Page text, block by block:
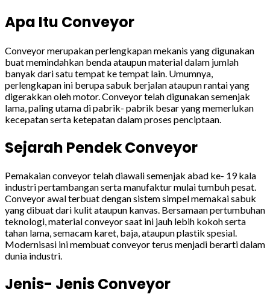
Apa Itu Conveyor
Conveyor merupakan perlengkapan mekanis yang digunakan
buat memindahkan benda ataupun material dalam jumlah
banyak dari satu tempat ke tempat lain. Umumnya,
perlengkapan ini berupa sabuk berjalan ataupun rantai yang
digerakkan oleh motor. Conveyor telah digunakan semenjak
lama, paling utama di pabrik- pabrik besar yang memerlukan
kecepatan serta ketepatan dalam proses penciptaan.
Sejarah Pendek Conveyor
Pemakaian conveyor telah diawali semenjak abad ke- 19 kala
industri pertambangan serta manufaktur mulai tumbuh pesat.
Conveyor awal terbuat dengan sistem simpel memakai sabuk
yang dibuat dari kulit ataupun kanvas. Bersamaan pertumbuhan
teknologi, material conveyor saat ini jauh lebih kokoh serta
tahan lama, semacam karet, baja, ataupun plastik spesial.
Modernisasi ini membuat conveyor terus menjadi berarti dalam
dunia industri.
Jenis- Jenis Conveyor